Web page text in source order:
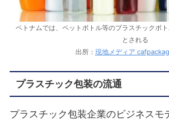
ベトナムでは、ペットボトル等のプラスチックボ
とされる
出所： 現地メディア
プラスチック包装の流通
プラスチック包装企業のビジネスモ